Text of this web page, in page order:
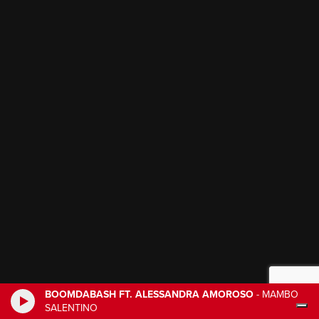
BOOMDABASH FT. ALESSANDRA AMOROSO - MAMBO
SALENTINO